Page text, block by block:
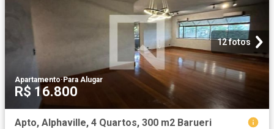
12 fotos
Apartamento·Para Alugar
R$ 16.800
Apto, Alphaville, 4 Quartos, 300 m2 Barueri